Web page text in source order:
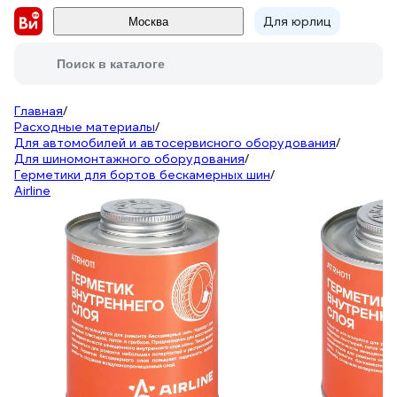
Москва Для юрлиц
Поиск в каталоге
Главная/
Расходные материалы/
Для автомобилей и автосервисного оборудования/
Для шиномонтажного оборудования/
Герметики для бортов бескамерных шин/
Airline